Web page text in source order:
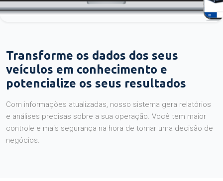
Transforme os dados dos seus
veículos em conhecimento e
potencialize os seus resultados
Com informações atualizadas, nosso sistema gera relatórios
e análises precisas sobre a sua operação. Você tem maior
controle e mais segurança na hora de tomar uma decisão de
negócios.